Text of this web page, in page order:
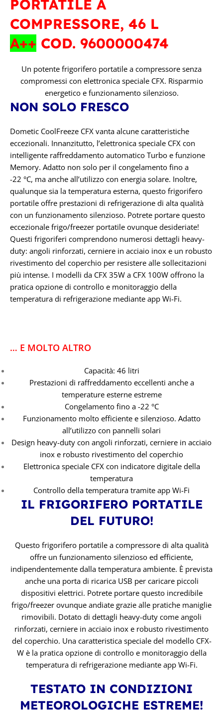
PORTATILE A
COMPRESSORE, 46 L
A++ COD. 9600000474
Un potente frigorifero portatile a compressore senza
compromessi con elettronica speciale CFX. Risparmio
energetico e funzionamento silenzioso.
NON SOLO FRESCO
Dometic CoolFreeze CFX vanta alcune caratteristiche
eccezionali. Innanzitutto, l’elettronica speciale CFX con
intelligente raffreddamento automatico Turbo e funzione
Memory. Adatto non solo per il congelamento fino a
-22 °C, ma anche all’utilizzo con energia solare. Inoltre,
qualunque sia la temperatura esterna, questo frigorifero
portatile offre prestazioni di refrigerazione di alta qualità
con un funzionamento silenzioso. Potrete portare questo
eccezionale frigo/freezer portatile ovunque desideriate!
Questi frigoriferi comprendono numerosi dettagli heavy-
duty: angoli rinforzati, cerniere in acciaio inox e un robusto
rivestimento del coperchio per resistere alle sollecitazioni
più intense. I modelli da CFX 35W a CFX 100W offrono la
pratica opzione di controllo e monitoraggio della
temperatura di refrigerazione mediante app Wi-Fi.
… E MOLTO ALTRO
Capacità: 46 litri
Prestazioni di raffreddamento eccellenti anche a
temperature esterne estreme
Congelamento fino a -22 °C
Funzionamento molto efficiente e silenzioso. Adatto
all’utilizzo con pannelli solari
Design heavy-duty con angoli rinforzati, cerniere in acciaio
inox e robusto rivestimento del coperchio
Elettronica speciale CFX con indicatore digitale della
temperatura
Controllo della temperatura tramite app Wi-Fi
IL FRIGORIFERO PORTATILE
DEL FUTURO!
Questo frigorifero portatile a compressore di alta qualità
offre un funzionamento silenzioso ed efficiente,
indipendentemente dalla temperatura ambiente. È prevista
anche una porta di ricarica USB per caricare piccoli
dispositivi elettrici. Potrete portare questo incredibile
frigo/freezer ovunque andiate grazie alle pratiche maniglie
rimovibili. Dotato di dettagli heavy-duty come angoli
rinforzati, cerniere in acciaio inox e robusto rivestimento
del coperchio. Una caratteristica speciale del modello CFX-
W è la pratica opzione di controllo e monitoraggio della
temperatura di refrigerazione mediante app Wi-Fi.
TESTATO IN CONDIZIONI
METEOROLOGICHE ESTREME!